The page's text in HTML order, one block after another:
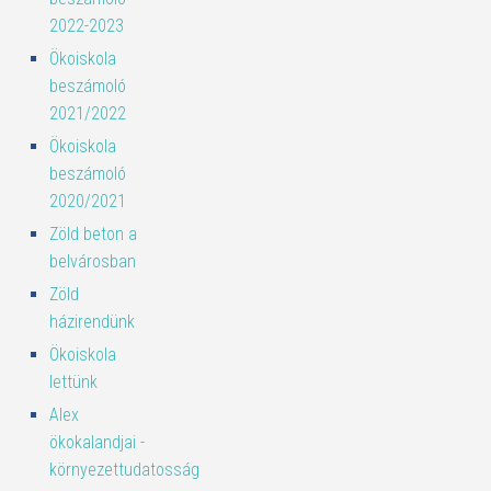
2022-2023
Ökoiskola
beszámoló
2021/2022
Ökoiskola
beszámoló
2020/2021
Zöld beton a
belvárosban
Zöld
házirendünk
Ökoiskola
lettünk
Alex
ökokalandjai -
környezettudatosság